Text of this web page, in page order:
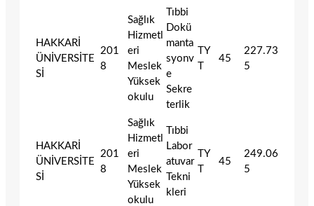
HAKKARİ
ÜNİVERSİTE
Sİ
201
8
Sağlık
Hizmetl
eri
Meslek
Yüksek
okulu
Tıbbi
Dokü
manta
syonv
e
Sekre
terlik
TY
T
45
227.73
5
HAKKARİ
ÜNİVERSİTE
Sİ
201
8
Sağlık
Hizmetl
eri
Meslek
Yüksek
okulu
Tıbbi
Labor
atuvar
Tekni
kleri
TY
T
45
249.06
5